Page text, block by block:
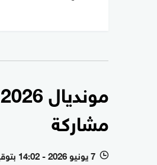
مشاركة
l 7 يونيو 2026 - 14:02 بتوقيت أبوظبي